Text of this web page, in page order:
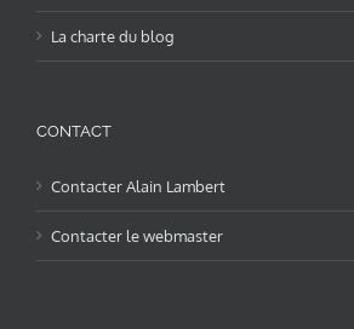
La charte du blog
CONTACT
Contacter Alain Lambert
Contacter le webmaster